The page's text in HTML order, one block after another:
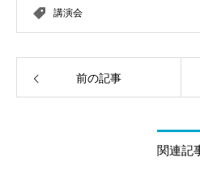
講演会
前の記事
関連記